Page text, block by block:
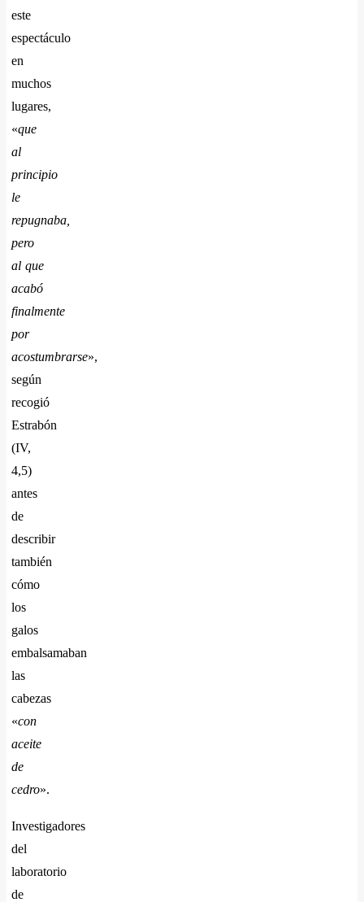
este
espectáculo
en
muchos
lugares,
«que
al
principio
le
repugnaba,
pero
al que
acabó
finalmente
por
acostumbrarse»,
según
recogió
Estrabón
(IV,
4,5)
antes
de
describir
también
cómo
los
galos
embalsamaban
las
cabezas
«con
aceite
de
cedro».
Investigadores
del
laboratorio
de